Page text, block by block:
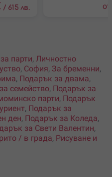
/ 615 лв. от
парти, Личностно
, София, За бременни,
, Подарък за двама,
семейство, Подарък за
парти, Подарък
, Подарък за
ден, Подарък за Коледа,
за Свети Валентин,
/ в града, Рисуване и